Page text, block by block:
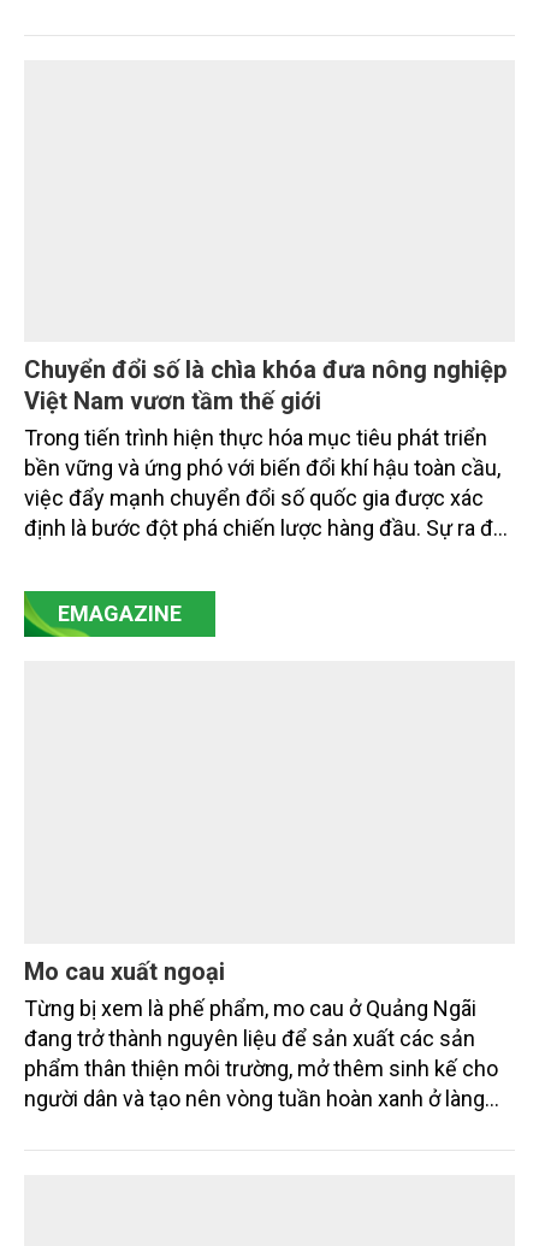
trình thu hút sự tham gia của đông đảo đại biểu đến
Chuyển đổi số là chìa khóa đưa nông nghiệp
Việt Nam vươn tầm thế giới
Trong tiến trình hiện thực hóa mục tiêu phát triển
bền vững và ứng phó với biến đổi khí hậu toàn cầu,
việc đẩy mạnh chuyển đổi số quốc gia được xác
định là bước đột phá chiến lược hàng đầu. Sự ra đời
mạnh mẽ, thúc đẩy quá trình cải cách toàn diện,
minh bạch hóa chuỗi cung ứng và nâng cao hiệu
EMAGAZINE
Mo cau xuất ngoại
Từng bị xem là phế phẩm, mo cau ở Quảng Ngãi
đang trở thành nguyên liệu để sản xuất các sản
phẩm thân thiện môi trường, mở thêm sinh kế cho
người dân và tạo nên vòng tuần hoàn xanh ở làng
chén, dĩa... từ mo cau đã được thị trường trong nước